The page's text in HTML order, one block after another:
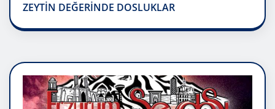
ZEYTİN DEĞERİNDE DOSLUKLAR